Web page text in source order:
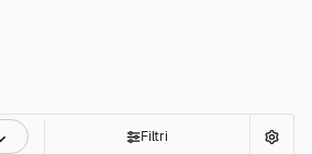
Filtri